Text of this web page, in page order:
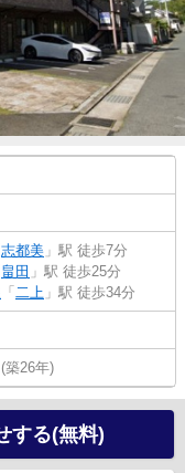
志都美 」駅 徒歩7分
畠田 」駅 徒歩25分
「 二上 」駅 徒歩34分
築26年)
する(無料)